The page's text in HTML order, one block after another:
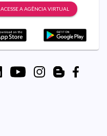
ACESSE A AGÊNCIA VIRTUAL